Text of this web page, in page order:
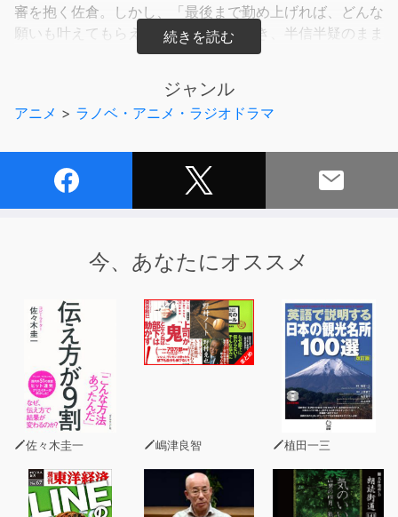
審を抱く佐倉。しかし、「最後まで勤め上げれば、どんな
願いも叶えてもらえる」という話を聞き、半信半疑のまま
死神のアルバイトを始めることとなり――。初恋相手の幼
者が抱える、切なすぎる未練、願いとは――。暖かな涙が
止まらない、ヒューマンストーリー。
ジャンル
アニメ > ラノベ・アニメ・ラジオドラマ
今、あなたにオススメ
佐々木圭一 嶋津良智 植田一三